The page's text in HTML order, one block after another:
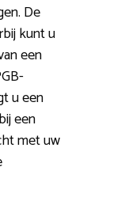
De
kunt u
een
u een
een
met uw